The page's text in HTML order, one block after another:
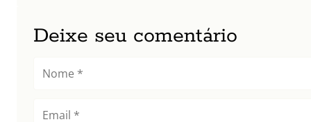
Deixe seu comentário